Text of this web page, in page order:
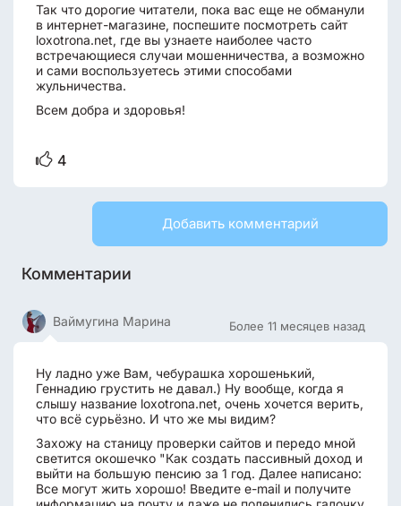
Так что дорогие читатели, пока вас еще не обманули
в интернет-магазине, поспешите посмотреть сайт
loxotrona.net, где вы узнаете наиболее часто
встречающиеся случаи мошенничества, а возможно
и сами воспользуетесь этими способами
жульничества.
Всем добра и здоровья!
4
Добавить комментарий
Комментарии
Более 11 месяцев назад
Ваймугина Марина
Ну ладно уже Вам, чебурашка хорошенький,
Геннадию грустить не давал.) Ну вообще, когда я
слышу название loxotrona.net, очень хочется верить,
что всё сурьёзно. И что же мы видим?
Захожу на станицу проверки сайтов и передо мной
светится окошечко "Как создать пассивный доход и
выйти на большую пенсию за 1 год. Далее написано:
Все могут жить хорошо! Введите e-mail и получите